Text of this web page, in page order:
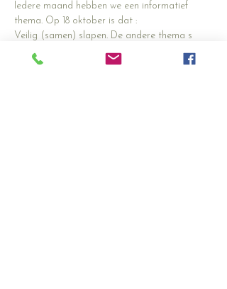
Iedere maand hebben we een informatief
thema. Op 18 oktober is dat :
Veilig (samen) slapen. De andere thema s
komen nog.